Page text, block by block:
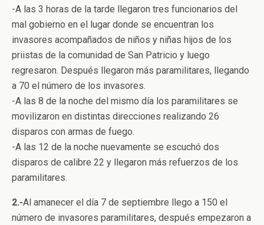
-A las 3 horas de la tarde llegaron tres funcionarios del
mal gobierno en el lugar donde se encuentran los
invasores acompañados de niños y niñas hijos de los
priistas de la comunidad de San Patricio y luego
regresaron. Después llegaron más paramilitares, llegando
a 70 el número de los invasores.
-A las 8 de la noche del mismo día los paramilitares se
movilizaron en distintas direcciones realizando 26
disparos con armas de fuego.
-A las 12 de la noche nuevamente se escuchó dos
disparos de calibre 22 y llegaron más refuerzos de los
paramilitares.
2.-Al amanecer el día 7 de septiembre llego a 150 el
número de invasores paramilitares, después empezaron a